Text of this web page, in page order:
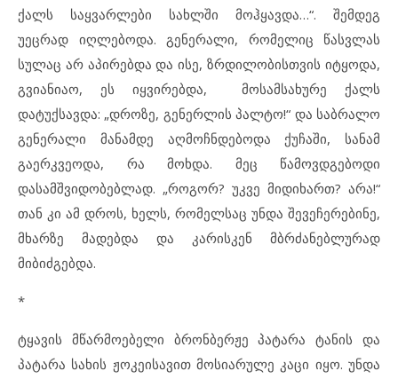
ქალს საყვარლები სახლში მოჰყავდა…“. შემდეგ
უეცრად იღლებოდა. გენერალი, რომელიც წასვლას
სულაც არ აპირებდა და ისე, ზრდილობისთვის იტყოდა,
გვიანიაო, ეს იყვირებდა, მოსამსახურე ქალს
დატუქსავდა: „დროზე, გენერლის პალტო!“ და საბრალო
გენერალი მანამდე აღმოჩნდებოდა ქუჩაში, სანამ
გაერკვეოდა, რა მოხდა. მეც წამოვდგებოდი
დასამშვიდობებლად. „როგორ? უკვე მიდიხართ? არა!“
თან კი ამ დროს, ხელს, რომელსაც უნდა შევეჩერებინე,
მხარზე მადებდა და კარისკენ მბრძანებლურად
მიბიძგებდა.
*
ტყავის მწარმოებელი ბრონბერჟე პატარა ტანის და
პატარა სახის ჟოკეისავით მოსიარულე კაცი იყო. უნდა